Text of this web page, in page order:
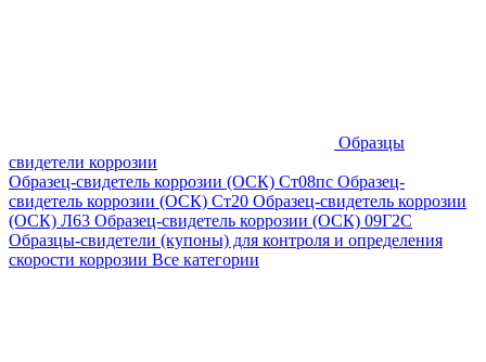
Образцы
свидетели коррозии
Образец-свидетель коррозии (ОСК) Ст08пс Образец-
свидетель коррозии (ОСК) Ст20 Образец-свидетель коррозии
(ОСК) Л63 Образец-свидетель коррозии (ОСК) 09Г2С
Образцы-свидетели (купоны) для контроля и определения
скорости коррозии Все категории